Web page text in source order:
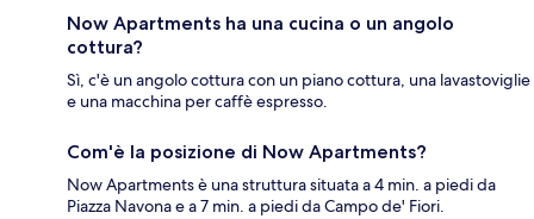
Now Apartments ha una cucina o un angolo
cottura?
Sì, c'è un angolo cottura con un piano cottura, una lavastoviglie
e una macchina per caffè espresso.
Com'è la posizione di Now Apartments?
Now Apartments è una struttura situata a 4 min. a piedi da
Piazza Navona e a 7 min. a piedi da Campo de' Fiori.